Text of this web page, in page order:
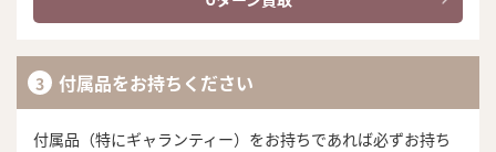
付属品をお持ちください
付属品（特にギャランティー）をお持ちであれば必ずお持ち